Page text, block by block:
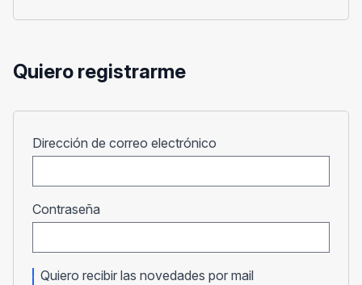
Quiero registrarme
Dirección de correo electrónico
Contraseña
Quiero recibir las novedades por mail